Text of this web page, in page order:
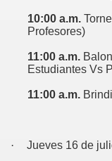
10:00 a.m.
Profesores)
11:00 a.m.
Estudiantes Vs
11:00 a.m.
· Jueves 16 de